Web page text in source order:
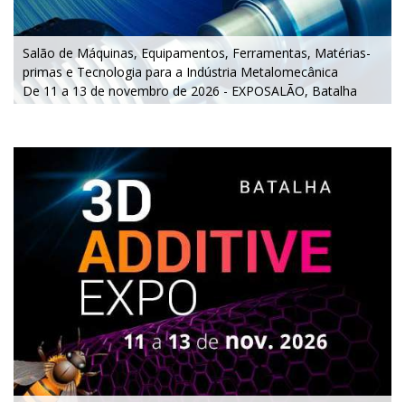
Salão de Máquinas, Equipamentos, Ferramentas, Matérias-
primas e Tecnologia para a Indústria Metalomecânica
De 11 a 13 de novembro de 2026 - EXPOSALÃO, Batalha
De quarta a sexta, 10h às 19h